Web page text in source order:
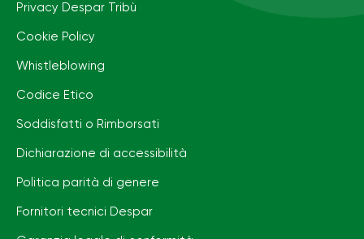
Privacy Despar Tribù
Cookie Policy
Whistleblowing
Codice Etico
Soddisfatti o Rimborsati
Dichiarazione di accessibilità
Politica parità di genere
Fornitori tecnici Despar